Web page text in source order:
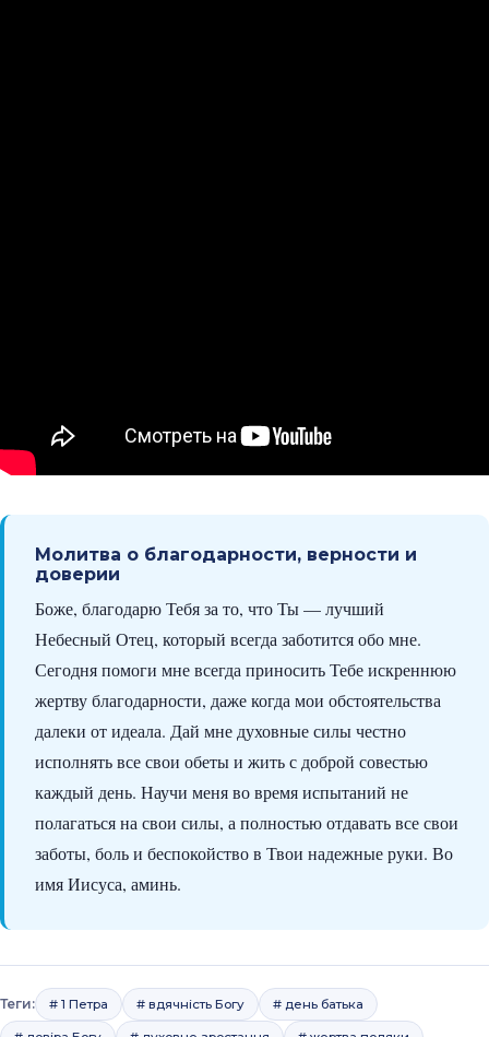
Молитва о благодарности, верности и
доверии
Боже, благодарю Тебя за то, что Ты — лучший
Небесный Отец, который всегда заботится обо мне.
Сегодня помоги мне всегда приносить Тебе искреннюю
жертву благодарности, даже когда мои обстоятельства
далеки от идеала. Дай мне духовные силы честно
исполнять все свои обеты и жить с доброй совестью
каждый день. Научи меня во время испытаний не
полагаться на свои силы, а полностью отдавать все свои
заботы, боль и беспокойство в Твои надежные руки. Во
имя Иисуса, аминь.
Теги: # 1 Петра # вдячність Богу # день батька